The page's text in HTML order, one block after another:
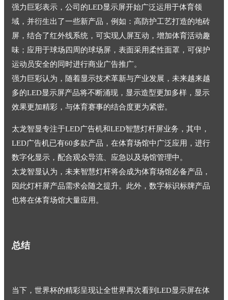
强力巨彩表示，公司的LED显示屏开始广泛运用于体育领
域，并衍生出了一些新产品，例如：高防护工艺打造的地砖
屏，结合了红外线系统，可实现人屏互动，增加体育活动趣
味；应用于球场四周的球场屏，表面采用柔性面罩，可保护
运动员安全的同时进行商业广告推广。
强力巨彩认为，随着显示技术革新与产业发展，未来越来越
多的LED显示屏产品将不断涌现，显示造型更加多样，显示
效果更加精彩，与体育赛事的结合度更为紧密。
太龙智显专注于LED广告机和LED智慧灯杆屏业务，其中，
LED广告机已有60多款产品，在体育场馆中广泛应用，进行
数字化显示，配合观众导流、应急以及场馆管理中。
太龙智显认为，未来智慧灯杆将会成为体育场馆必备产品，
因此灯杆屏产品需求会随之提升。此外，数字标识标牌产品
也将在体育场馆大量应用。
总结
当下，世界杯的精彩呈现让全世界再次看到LED显示屏在体